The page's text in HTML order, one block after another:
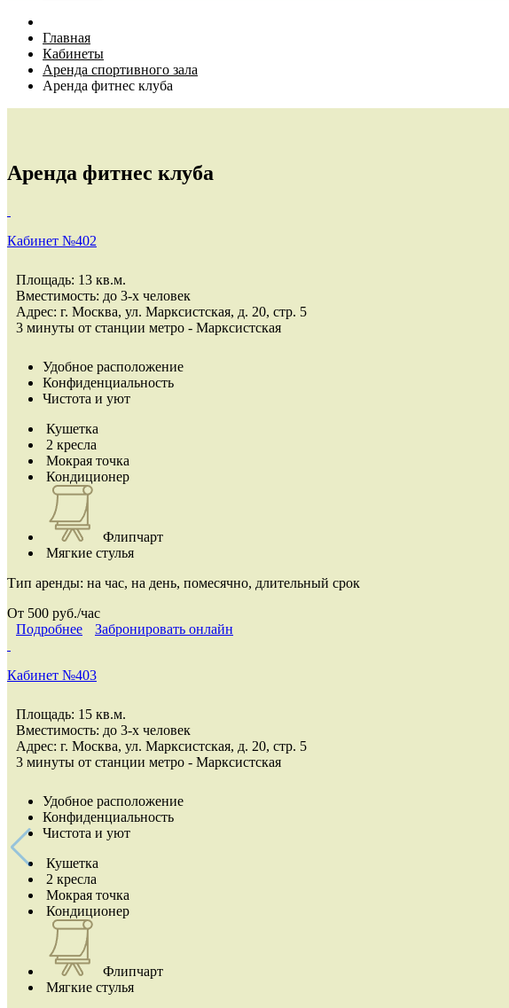
Главная
Кабинеты
Аренда спортивного зала
Аренда фитнес клуба
Аренда фитнес клуба
Кабинет №402
Площадь: 13 кв.м.
Вместимость: до 3-х человек
Адрес: г. Москва, ул. Марксистская, д. 20, стр. 5
3 минуты от станции метро - Марксистская
Удобное расположение
Конфиденциальность
Чистота и уют
Кушетка
2 кресла
Мокрая точка
Кондиционер
Флипчарт
Мягкие стулья
Тип аренды: на час, на день, помесячно, длительный срок
От 500 руб./час
Подробнее
Забронировать онлайн
Кабинет №403
Площадь: 15 кв.м.
Вместимость: до 3-х человек
Адрес: г. Москва, ул. Марксистская, д. 20, стр. 5
3 минуты от станции метро - Марксистская
Удобное расположение
Конфиденциальность
Чистота и уют
Кушетка
2 кресла
Мокрая точка
Кондиционер
Флипчарт
Мягкие стулья